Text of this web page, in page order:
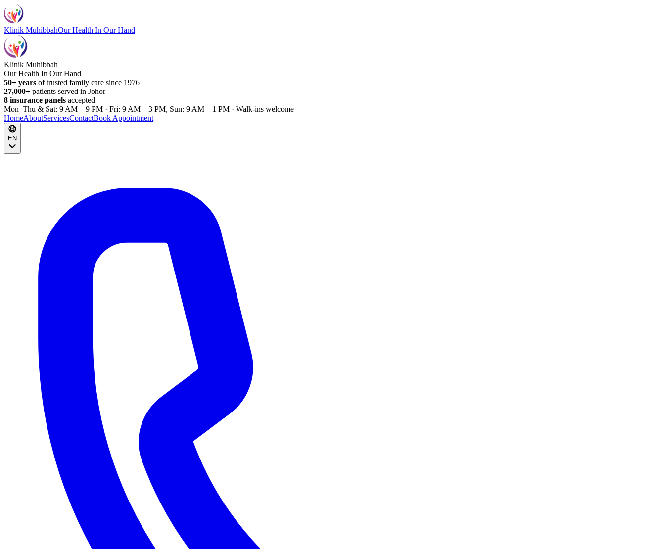
Klinik MuhibbahOur Health In Our Hand
Klinik Muhibbah
Our Health In Our Hand
50+ years of trusted family care since 1976
27,000+ patients served in Johor
8 insurance panels accepted
Mon–Thu & Sat: 9 AM – 9 PM · Fri: 9 AM – 3 PM, Sun: 9 AM – 1 PM · Walk-ins welcome
HomeAboutServicesContactBook Appointment
EN